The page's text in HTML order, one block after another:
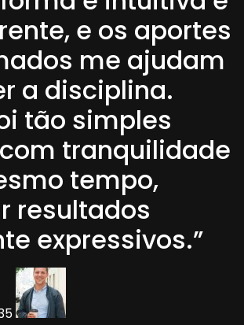
e os aportes
me ajudam
a disciplina.
tão simples
tranquilidade
tempo,
resultados
expressivos.”